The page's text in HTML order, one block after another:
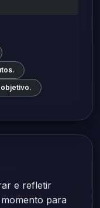
e refletir
para